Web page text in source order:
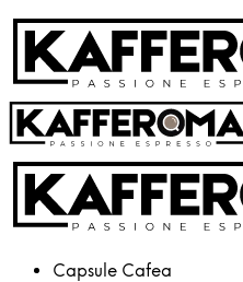
Capsule Cafea